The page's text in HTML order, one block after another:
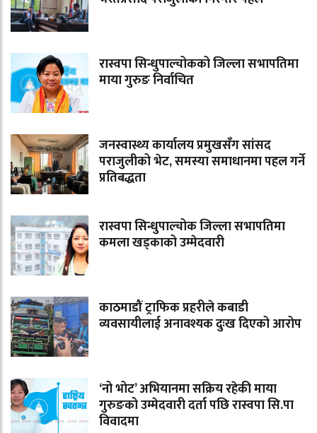
रास्वपा सिन्धुपाल्चोकको जिल्ला सभापतिमा
माया गुरुङ निर्वाचित
जनस्वास्थ्य कार्यालय प्रमुखसँग सांसद
पराजुलीको भेट, समस्या समाधानमा पहल गर्ने
प्रतिबद्धता
रास्वपा सिन्धुपाल्चोक जिल्ला सभापतिमा
कमला खड्काको उम्मेदवारी
काठमाडौं ट्राफिक प्रहरीले कबाडी
व्यवसायीलाई अनावश्यक दुःख दिएको आरोप
‘नो भोट’ अभियानमा सक्रिय रहेकी माया
गुरुङको उम्मेदवारी दर्ता पछि रास्वपा सि.पा
विवादमा